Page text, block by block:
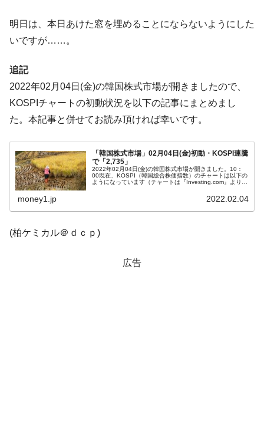
『Money1』
業績「史上最高益」当期純利益は前年同期比13.4倍に。
『Money1』
機 ⇒ 10.7兆では損が出るからできない。
『Money1』
【速報】韓国株式市場の暴落・本日07月29
日(水)もサイドカー・サーキットブレイカーの二段コンボ
発動！
半分未満しか雇用を生まない
『Money1』
韓国「株式市場が賭博場のように変質した
のは政界の責任だ」
『Money1』
韓国「2026年1Q 資金循環統計」面白い結果
借入金が約8兆。信用格付け「ネガティブ」にダウン
明日は、本日あけた窓を埋めることにならないようにした
いですが……。
追記
2022年02月04日(金)の韓国株式市場が開きましたので、
KOSPIチャートの初動状況を以下の記事にまとめまし
た。本記事と併せてお読み頂ければ幸いです。
「韓国株式市場」02月04日(金)初動・KOSPI連騰
で「2,735」
2022年02月04日(金)の韓国株式市場が開きました。10：
00現在、KOSPI（韓国総合株価指数）のチャートは以下の
ようになっています（チャートは『Investing.com』より引
money1.jp 2022.02.04
(柏ケミカル＠ｄｃｐ)
広告